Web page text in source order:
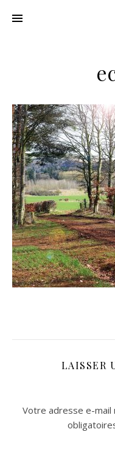
sur
sur
LAISSER
Votre adresse e-mail